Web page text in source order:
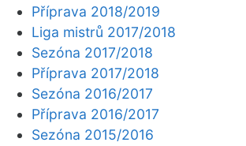
Příprava 2018/2019
Liga mistrů 2017/2018
Sezóna 2017/2018
Příprava 2017/2018
Sezóna 2016/2017
Příprava 2016/2017
Sezóna 2015/2016